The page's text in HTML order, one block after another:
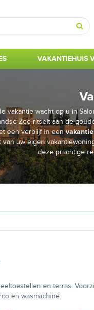
VAKANTIEHUIS
vakantie wacht op u in
Zee ritselt aan de
een verblijf in een
van uw eigen
deze prachtige
en terras.
en wasmachine.